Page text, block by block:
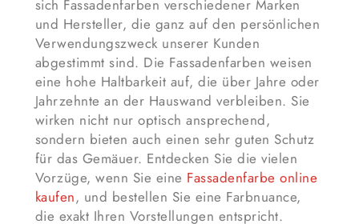
sich Fassadenfarben verschiedener Marken
und Hersteller, die ganz auf den persönlichen
Verwendungszweck unserer Kunden
abgestimmt sind. Die Fassadenfarben weisen
eine hohe Haltbarkeit auf, die über Jahre oder
Jahrzehnte an der Hauswand verbleiben. Sie
wirken nicht nur optisch ansprechend,
sondern bieten auch einen sehr guten Schutz
für das Gemäuer. Entdecken Sie die vielen
Vorzüge, wenn Sie eine Fassadenfarbe online
kaufen, und bestellen Sie eine Farbnuance,
die exakt Ihren Vorstellungen entspricht.